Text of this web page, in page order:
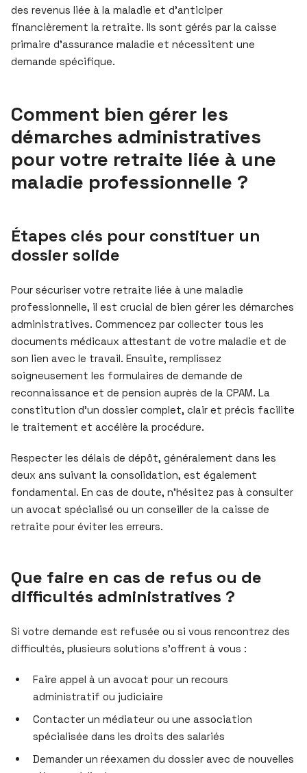
des revenus liée à la maladie et d’anticiper
financièrement la retraite. Ils sont gérés par la caisse
primaire d’assurance maladie et nécessitent une
demande spécifique.
Comment bien gérer les
démarches administratives
pour votre retraite liée à une
maladie professionnelle ?
Étapes clés pour constituer un
dossier solide
Pour sécuriser votre retraite liée à une maladie
professionnelle, il est crucial de bien gérer les démarches
administratives. Commencez par collecter tous les
documents médicaux attestant de votre maladie et de
son lien avec le travail. Ensuite, remplissez
soigneusement les formulaires de demande de
reconnaissance et de pension auprès de la CPAM. La
constitution d’un dossier complet, clair et précis facilite
le traitement et accélère la procédure.
Respecter les délais de dépôt, généralement dans les
deux ans suivant la consolidation, est également
fondamental. En cas de doute, n’hésitez pas à consulter
un avocat spécialisé ou un conseiller de la caisse de
retraite pour éviter les erreurs.
Que faire en cas de refus ou de
difficultés administratives ?
Si votre demande est refusée ou si vous rencontrez des
difficultés, plusieurs solutions s’offrent à vous :
Faire appel à un avocat pour un recours
administratif ou judiciaire
Contacter un médiateur ou une association
spécialisée dans les droits des salariés
Demander un réexamen du dossier avec de nouvelles